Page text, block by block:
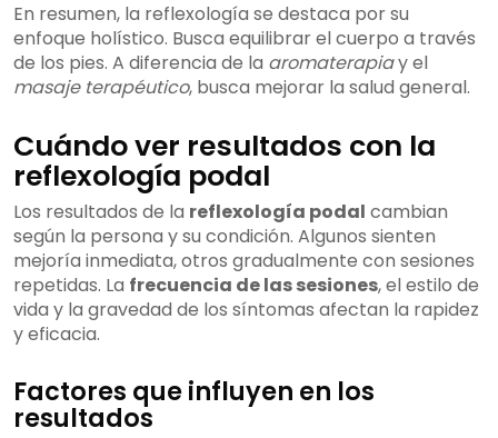
En resumen, la reflexología se destaca por su
enfoque holístico. Busca equilibrar el cuerpo a través
de los pies. A diferencia de la aromaterapiay el
masaje terapéutico, busca mejorar la salud general.
Cuándo ver resultados con la
reflexología podal
Los resultados de la reflexología podal cambian
según la persona y su condición. Algunos sienten
mejoría inmediata, otros gradualmente con sesiones
repetidas. La frecuencia de las sesiones, el estilo de
vida y la gravedad de los síntomas afectan la rapidez
y eficacia.
Factores que influyen en los
resultados